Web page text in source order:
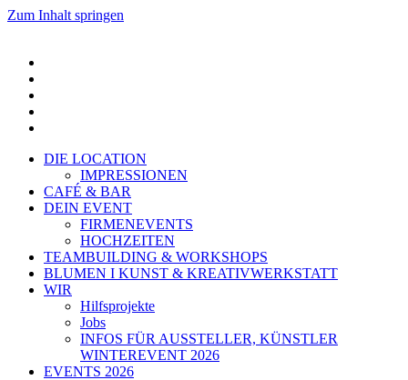
Zum Inhalt springen
DIE LOCATION
IMPRESSIONEN
CAFÉ & BAR
DEIN EVENT
FIRMENEVENTS
HOCHZEITEN
TEAMBUILDING & WORKSHOPS
BLUMEN I KUNST & KREATIVWERKSTATT
WIR
Hilfsprojekte
Jobs
INFOS FÜR AUSSTELLER, KÜNSTLER
WINTEREVENT 2026
EVENTS 2026